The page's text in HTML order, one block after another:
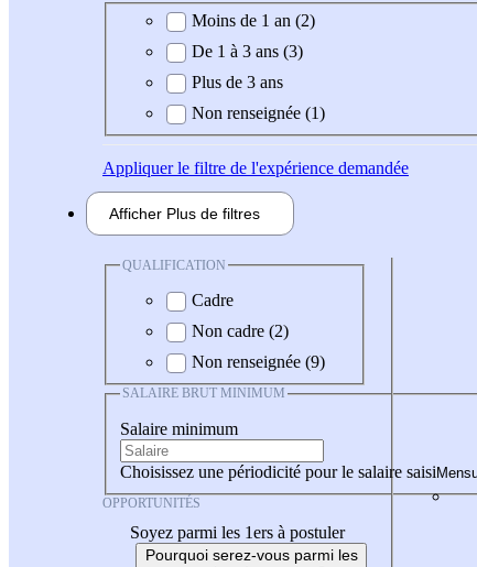
Expérience demandée
Moins de 1 an (2)
De 1 à 3 ans (3)
Plus de 3 ans
Non renseignée (1)
Appliquerle filtre de l'expérience demandée
Afficher Plus de filtres
QUALIFICATION
Cadre
Non cadre (2)
Non renseignée (9)
SALAIRE BRUT MINIMUM
Salaire minimum
Choisissez une périodicité pour le salaire saisi
OPPORTUNITÉS
Soyez parmi les 1ers à postuler
Pourquoi serez-vous parmi les